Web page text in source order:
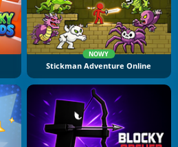
NOWY
Stickman Adventure Online